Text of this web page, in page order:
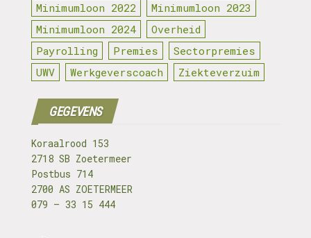
Minimumloon 2022
Minimumloon 2023
Minimumloon 2024
Overheid
Payrolling
Premies
Sectorpremies
UWV
Werkgeverscoach Ziekteverzuim
GEGEVENS
Koraalrood 153
2718 SB Zoetermeer
Postbus 714
2700 AS ZOETERMEER
079 – 33 15 444